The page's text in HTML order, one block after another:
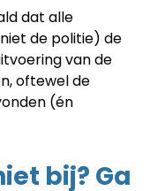
dat alle
de politie) de
van de
oftewel de
(én
bij? Ga